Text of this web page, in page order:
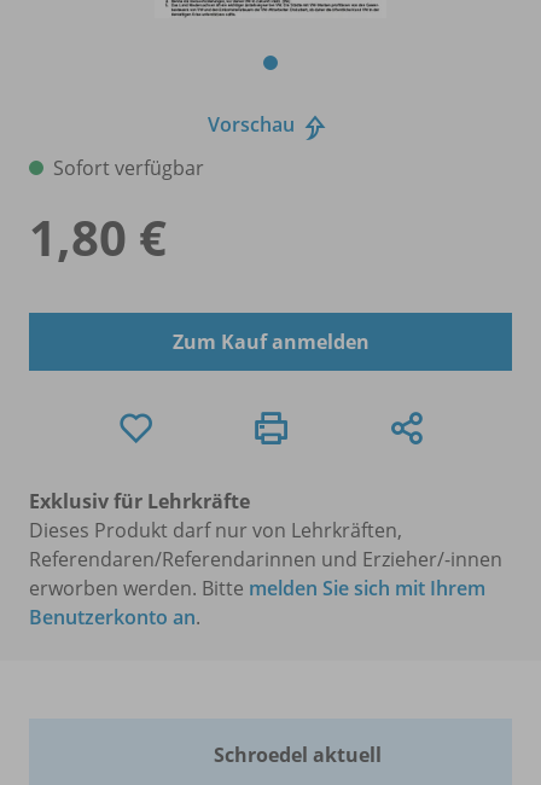
Vorschau
Sofort verfügbar
1,80 €
Zum Kauf anmelden
Exklusiv für Lehrkräfte
Dieses Produkt darf nur von Lehrkräften,
Referendaren/Referendarinnen und Erzieher/-innen
erworben werden. Bitte melden Sie sich mit Ihrem
Benutzerkonto an.
Schroedel aktuell